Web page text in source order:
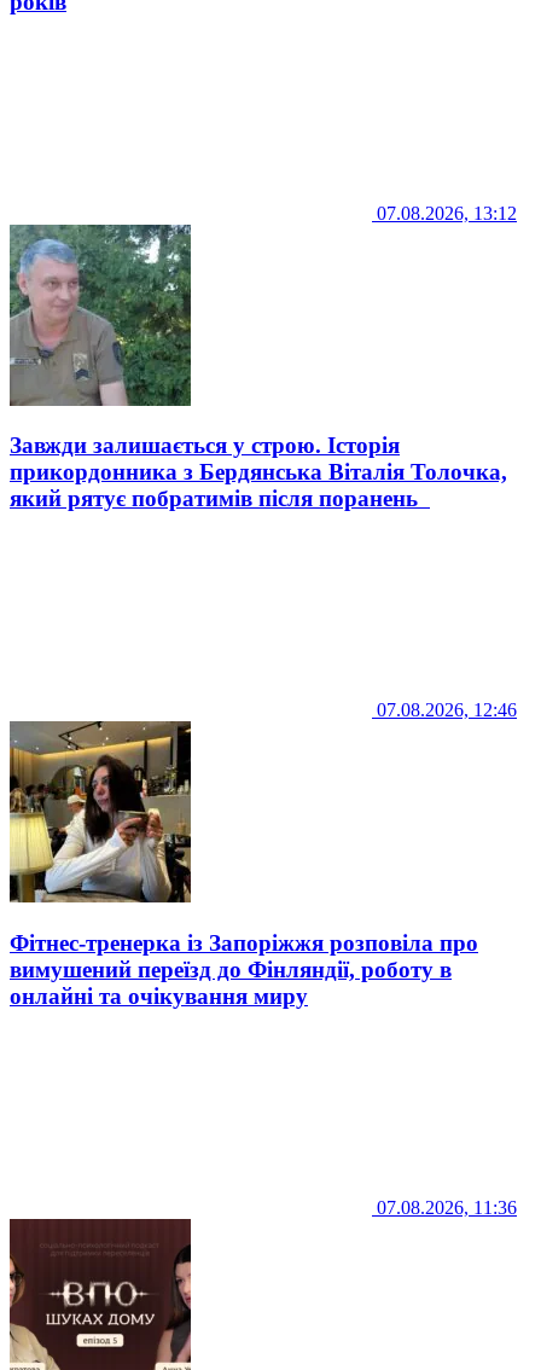
07.08.2026, 13:12
Завжди залишається у строю. Історія
прикордонника з Бердянська Віталія Толочка,
який рятує побратимів після поранень
07.08.2026, 12:46
Фітнес-тренерка із Запоріжжя розповіла про
вимушений переїзд до Фінляндії, роботу в
онлайні та очікування миру
07.08.2026, 11:36